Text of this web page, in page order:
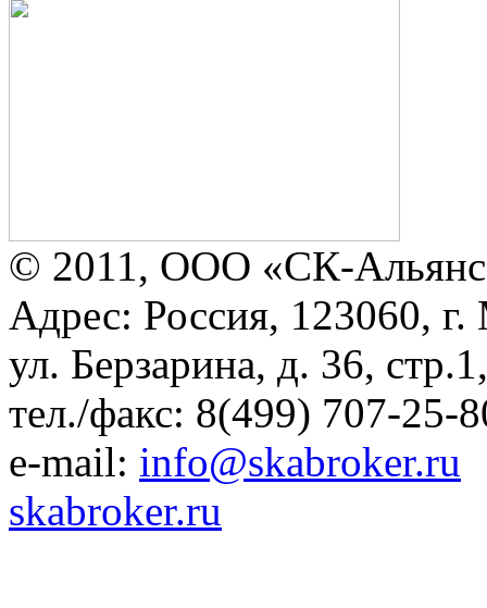
© 2011, ООО «СК-
Адрес: Россия, 123060, г.
ул. Берзарина, д. 36,
тел./факс: 8(499) 707-25-
e-mail: info@skabroker.ru
skabroker.ru